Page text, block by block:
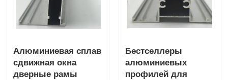
Алюминиевая сплав
сдвижная окна
дверные рамы
Бестселлеры
алюминиевых
профилей для